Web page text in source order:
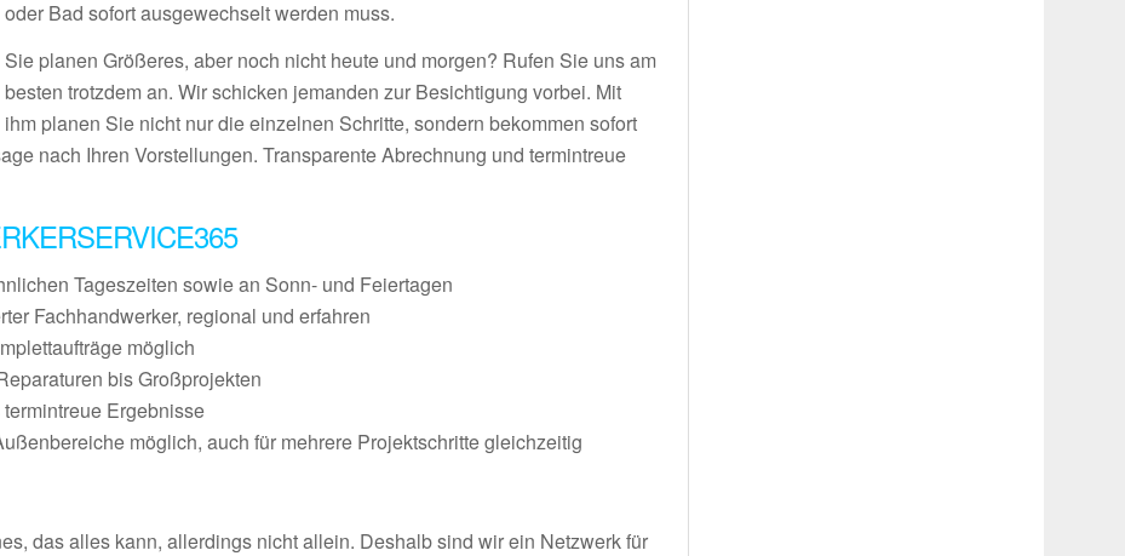
oder Bad sofort ausgewechselt werden muss.
Sie planen Größeres, aber noch nicht heute und morgen? Rufen Sie uns am
besten trotzdem an. Wir schicken jemanden zur Besichtigung vorbei. Mit
ihm planen Sie nicht nur die einzelnen Schritte, sondern bekommen sofort
nach Ihren Vorstellungen. Transparente Abrechnung und termintreue
Tageszeiten sowie an Sonn- und Feiertagen
Fachhandwerker, regional und erfahren
möglich
bis Großprojekten
Ergebnisse
möglich, auch für mehrere Projektschritte gleichzeitig
das alles kann, allerdings nicht allein. Deshalb sind wir ein Netzwerk für